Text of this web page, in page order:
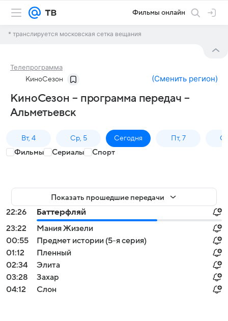
Фильмы онлайн
* транслируется московская сетка вещания
Телепрограмма
КиноСезон (Сменить регион)
КиноСезон – программа передач –
Альметьевск
Вт, 4 Ср, 5 Сегодня Пт, 7
Фильмы Сериалы Спорт
Показать прошедшие передачи
22:26
Баттерфляй
23:22
Мания Жизели
00:55
Предмет истории (5-я серия)
01:12
Пленный
02:34
Элита
03:28
Захар
04:12
Слон